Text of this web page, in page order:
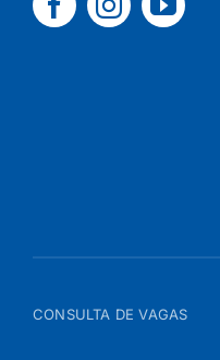
CONSULTA DE VAGAS